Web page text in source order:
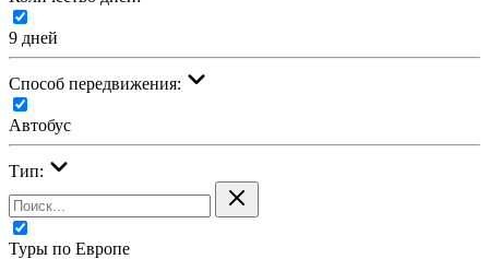
9 дней
Cпособ передвижения:
Автобус
Тип:
Туры по Европе